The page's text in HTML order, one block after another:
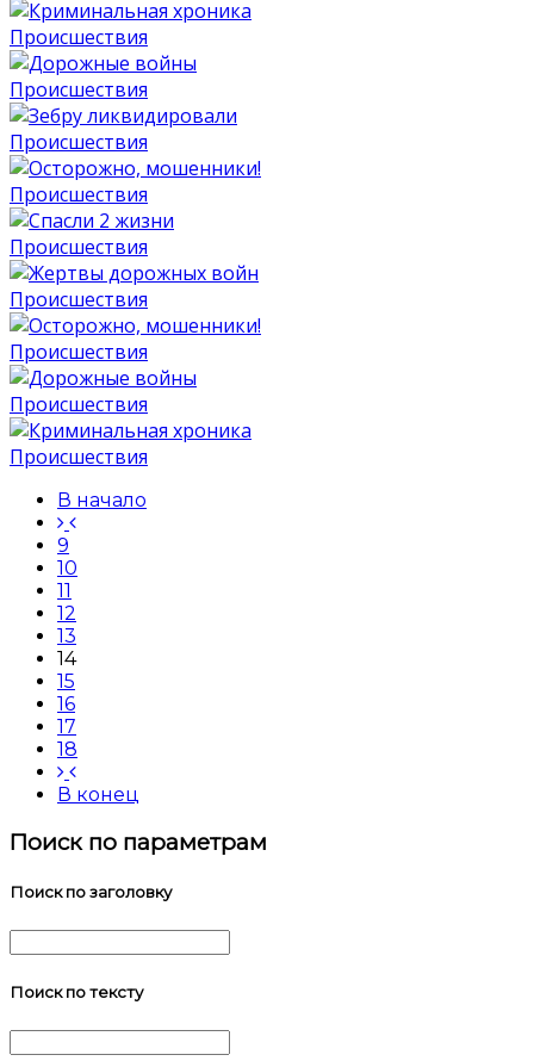
Происшествия
Происшествия
Происшествия
Происшествия
Происшествия
Происшествия
Происшествия
Происшествия
Происшествия
В начало
9
10
11
12
13
14
15
16
17
18
В конец
Поиск по параметрам
Поиск по заголовку
Поиск по тексту